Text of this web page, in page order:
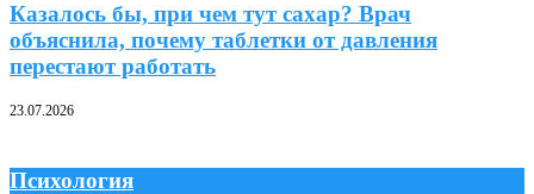
Казалось бы, при чем тут сахар? Врач
объяснила, почему таблетки от давления
перестают работать
23.07.2026
Психология